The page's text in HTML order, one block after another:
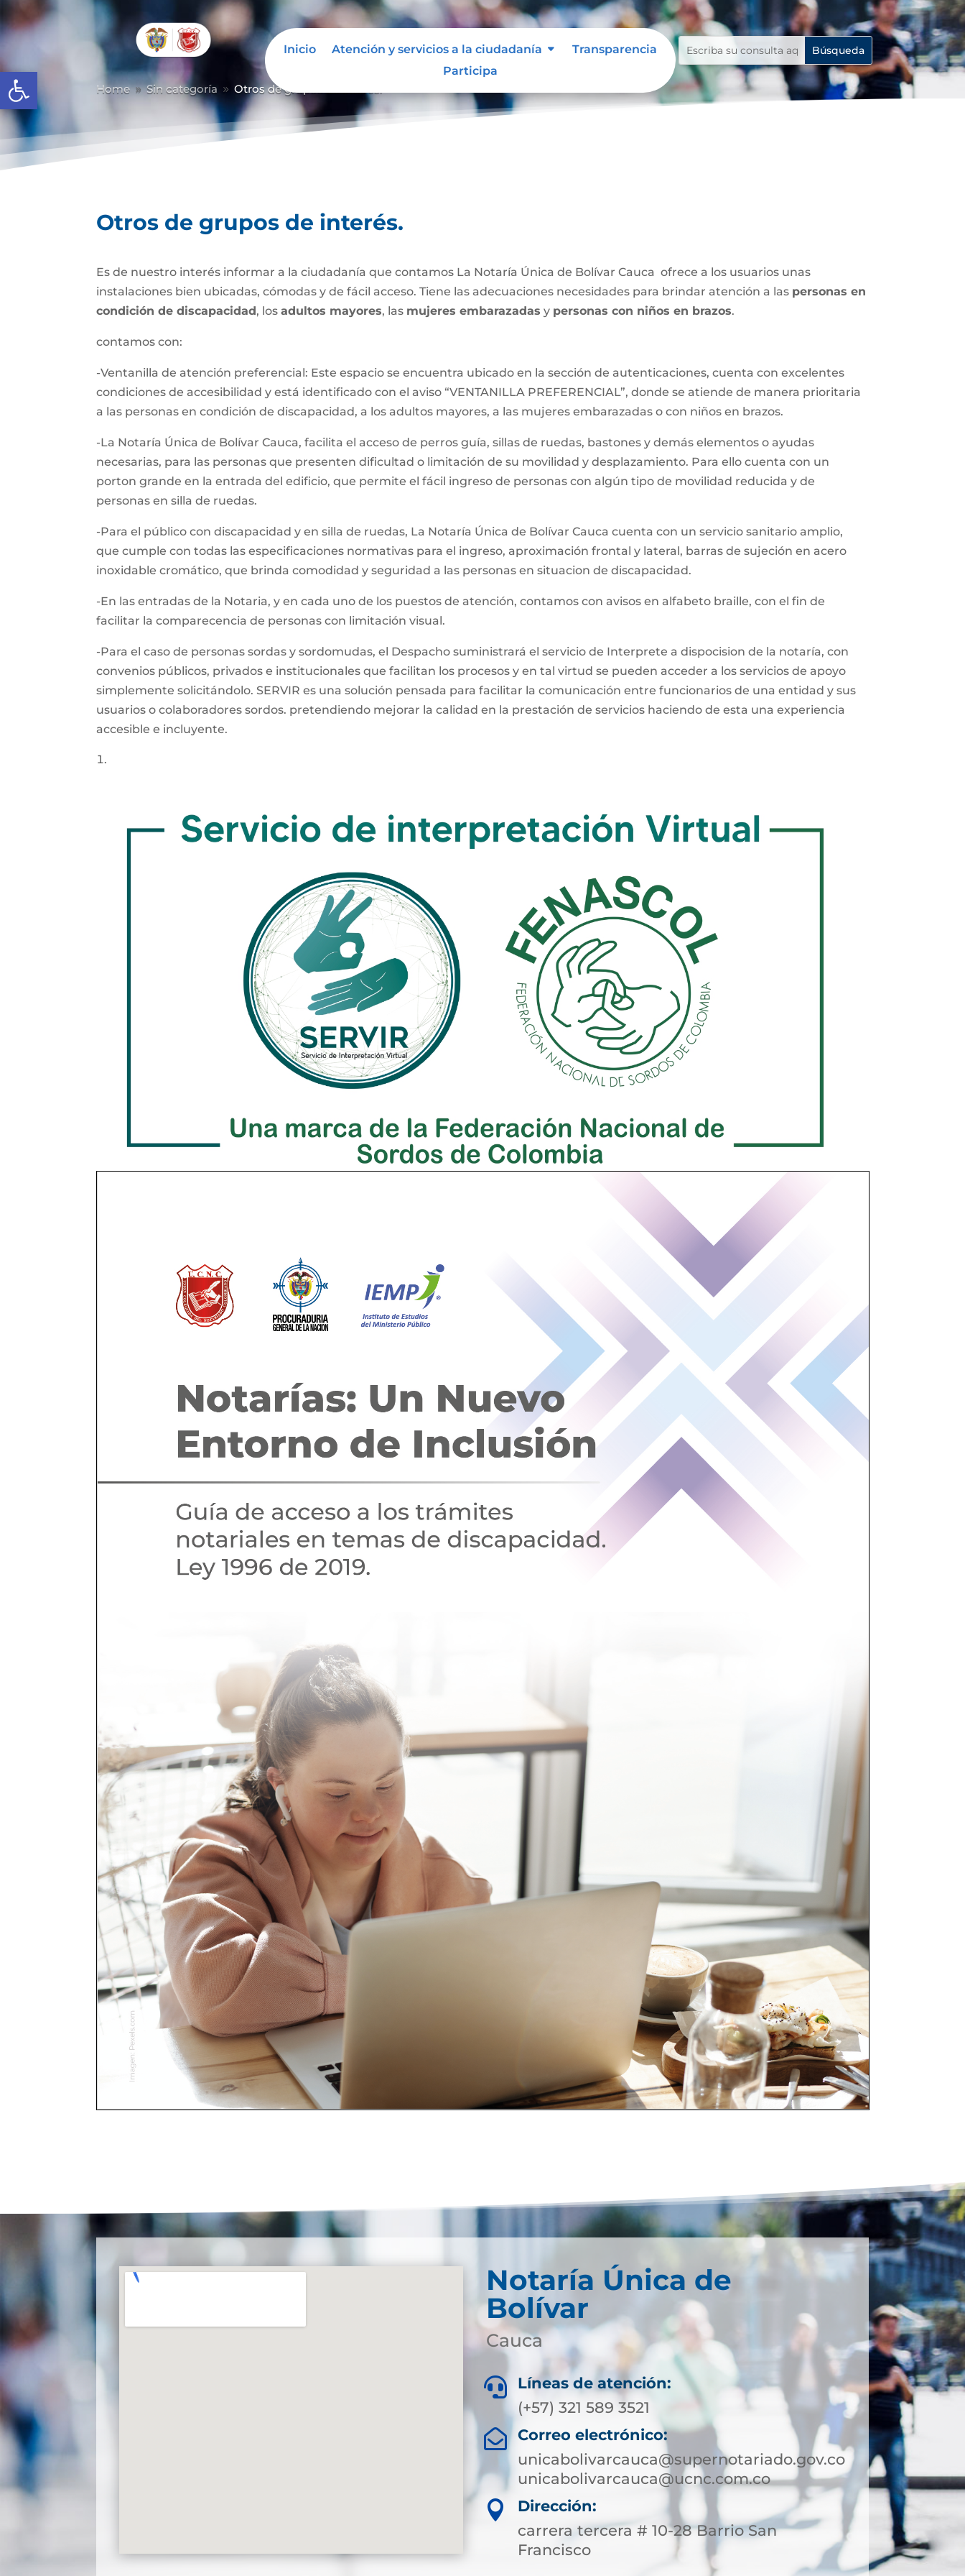
Abrir barra de herramientas
Inicio Atención y servicios a la ciudadanía
Transparencia
Participa
Home 9 Sin categoría 9 Otros de grupos de interés.
Otros de grupos de interés.
Es de nuestro interés informar a la ciudadanía que contamos La Notaría Única de Bolívar Cauca ofrece a los usuarios unas
instalaciones bien ubicadas, cómodas y de fácil acceso. Tiene las adecuaciones necesidades para brindar atención a las personas en
condición de discapacidad, losadultos mayores, las mujeres embarazadas y personas con niños en brazos.
contamos con:
-Ventanilla de atención preferencial: Este espacio se encuentra ubicado en la sección de autenticaciones, cuenta con excelentes
condiciones de accesibilidad y está identificado con el aviso “VENTANILLA PREFERENCIAL”, donde se atiende de manera prioritaria
a las personas en condición de discapacidad, a los adultos mayores, a las mujeres embarazadas o con niños en brazos.
-La Notaría Única de Bolívar Cauca, facilita el acceso de perros guía, sillas de ruedas, bastones y demás elementos o ayudas
necesarias, para las personas que presenten dificultad o limitación de su movilidad y desplazamiento. Para ello cuenta con un
porton grande en la entrada del edificio, que permite el fácil ingreso de personas con algún tipo de movilidad reducida y de
personas en silla de ruedas.
-Para el público con discapacidad y en silla de ruedas, La Notaría Única de Bolívar Cauca cuenta con un servicio sanitario amplio,
que cumple con todas las especificaciones normativas para el ingreso, aproximación frontal y lateral, barras de sujeción en acero
inoxidable cromático, que brinda comodidad y seguridad a las personas en situacion de discapacidad.
-En las entradas de la Notaria, y en cada uno de los puestos de atención, contamos con avisos en alfabeto braille, con el fin de
facilitar la comparecencia de personas con limitación visual.
-Para el caso de personas sordas y sordomudas, el Despacho suministrará el servicio de Interprete a dispocision de la notaría, con
convenios públicos, privados e institucionales que facilitan los procesos y en tal virtud se pueden acceder a los servicios de apoyo
simplemente solicitándolo. SERVIR es una solución pensada para facilitar la comunicación entre funcionarios de una entidad y sus
usuarios o colaboradores sordos. pretendiendo mejorar la calidad en la prestación de servicios haciendo de esta una experiencia
accesible e incluyente.
Notaría Única de
Bolívar
Cauca

Líneas de atención:
(+57) 321 589 3521

Correo electrónico:
unicabolivarcauca@supernotariado.gov.co
unicabolivarcauca@ucnc.com.co

Dirección:
carrera tercera # 10-28 Barrio San
Francisco